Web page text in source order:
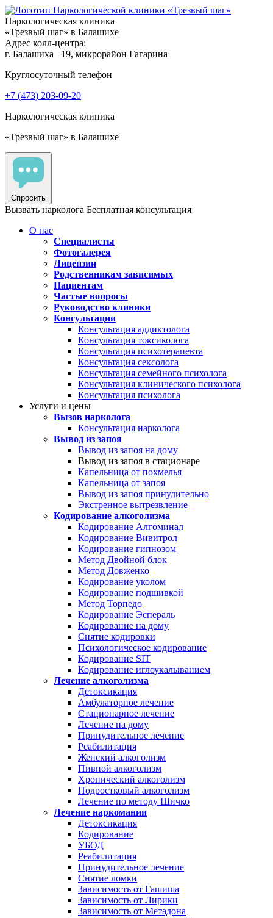
Наркологическая клиника
«Трезвый шаг» в Балашихе
Адрес колл-центра:
г. Балашиха
19, микрорайон Гагарина
Круглосуточный телефон
+7 (473) 203-09-20
Наркологическая клиника
«Трезвый шаг» в Балашихе
Спросить
Вызвать нарколога Бесплатная консультация
О нас
Специалисты
Фотогалерея
Лицензии
Родственникам зависимых
Пациентам
Частые вопросы
Руководство клиники
Консультации
Консультация аддиктолога
Консультация токсиколога
Консультация психотерапевта
Консультация сексолога
Консультация семейного психолога
Консультация клинического психолога
Консультация психолога
Услуги и цены
Вызов нарколога
Консультация нарколога
Вывод из запоя
Вывод из запоя на дому
Вывод из запоя в стационаре
Капельница от похмелья
Капельница от запоя
Вывод из запоя принудительно
Экстренное вытрезвление
Кодирование алкоголизма
Кодирование Алгоминал
Кодирование Вивитрол
Кодирование гипнозом
Метод Двойной блок
Метод Довженко
Кодирование уколом
Кодирование подшивкой
Метод Торпедо
Кодирование Эспераль
Кодирование на дому
Снятие кодировки
Психологическое кодирование
Кодирование SIT
Кодирование иглоукалыванием
Лечение алкоголизма
Детоксикация
Амбулаторное лечение
Стационарное лечение
Лечение на дому
Принудительное лечение
Реабилитация
Женский алкоголизм
Пивной алкоголизм
Хронический алкоголизм
Подростковый алкоголизм
Лечение по методу Шичко
Лечение наркомании
Детоксикация
Кодирование
УБОД
Реабилитация
Принудительное лечение
Снятие ломки
Зависимость от Гашиша
Зависимость от Лирики
Зависимость от Метадона